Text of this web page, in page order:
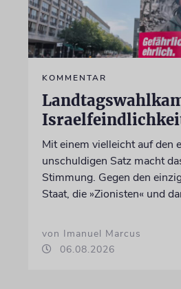
KOMMENTAR
Mit einem vielleicht auf den
unschuldigen Satz macht
Stimmung. Gegen den
Staat, die »Zionisten« und
von Imanuel Marcus
06.08.2026